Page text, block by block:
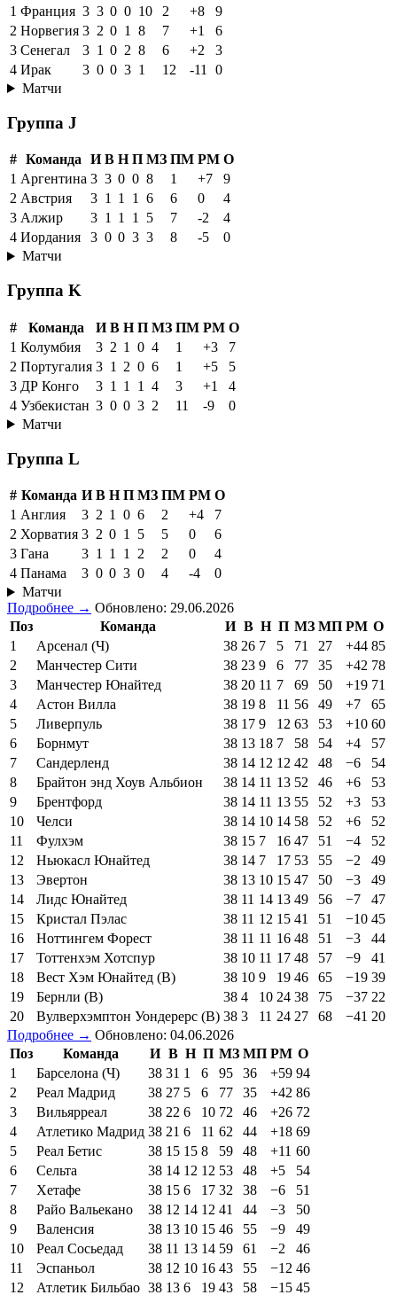
1 Франция 3 3 0 0 10 2 +8
9
2 Норвегия 3 2 0 1 8 7 +1
6
3 Сенегал 3 1 0 2 8 6 +2
3
4 Ирак 3 0 0 3 1 12 -11
0
Матчи
Группа J
# Команда И В Н П МЗ ПМ РМ О
1 Аргентина 3 3 0 0 8 1 +7
9
2 Австрия 3 1 1 1 6 6 0
4
3 Алжир 3 1 1 1 5 7 -2
4
4 Иордания 3 0 0 3 3 8 -5
0
Матчи
Группа K
# Команда И В Н П МЗ ПМ РМ О
1 Колумбия 3 2 1 0 4 1 +3
7
2 Португалия 3 1 2 0 6 1 +5
5
3 ДР Конго 3 1 1 1 4 3 +1
4
4 Узбекистан 3 0 0 3 2 11 -9
0
Матчи
Группа L
# Команда И В Н П МЗ ПМ РМ О
1 Англия 3 2 1 0 6 2 +4
7
2 Хорватия 3 2 0 1 5 5 0
6
3 Гана 3 1 1 1 2 2 0
4
4 Панама 3 0 0 3 0 4 -4
0
Матчи
Подробнее → Обновлено: 29.06.2026
Поз
Команда И В Н П МЗ МП РМ О
1
Арсенал (Ч) 38 26 7 5 71 27 +44 85
2
Манчестер Сити 38 23 9 6 77 35 +42 78
3
Манчестер Юнайтед 38 20 11 7 69 50 +19 71
4
Астон Вилла 38 19 8 11 56 49 +7
65
5
Ливерпуль 38 17 9 12 63 53 +10 60
6
Борнмут 38 13 18 7 58 54 +4
57
7
Сандерленд 38 14 12 12 42 48 −6
54
8
Брайтон энд Хоув Альбион 38 14 11 13 52 46 +6
53
9
Брентфорд 38 14 11 13 55 52 +3
53
10
Челси 38 14 10 14 58 52 +6
52
11
Фулхэм 38 15 7 16 47 51 −4
52
12
Ньюкасл Юнайтед 38 14 7 17 53 55 −2
49
13
Эвертон 38 13 10 15 47 50 −3
49
14
Лидс Юнайтед 38 11 14 13 49 56 −7
47
15
Кристал Пэлас 38 11 12 15 41 51 −10 45
16
Ноттингем Форест 38 11 11 16 48 51 −3
44
17
Тоттенхэм Хотспур 38 10 11 17 48 57 −9
41
18
Вест Хэм Юнайтед (В) 38 10 9 19 46 65 −19 39
19
Бернли (В) 38 4 10 24 38 75 −37 22
20
Вулверхэмптон Уондерерс (В) 38 3 11 24 27 68 −41 20
Подробнее → Обновлено: 04.06.2026
Поз
Команда И В Н П МЗ МП РМ О
1
Барселона (Ч) 38 31 1 6 95 36 +59 94
2
Реал Мадрид 38 27 5 6 77 35 +42 86
3
Вильярреал 38 22 6 10 72 46 +26 72
4
Атлетико Мадрид 38 21 6 11 62 44 +18 69
5
Реал Бетис 38 15 15 8 59 48 +11 60
6
Сельта 38 14 12 12 53 48 +5
54
7
Хетафе 38 15 6 17 32 38 −6
51
8
Райо Вальекано 38 12 14 12 41 44 −3
50
9
Валенсия 38 13 10 15 46 55 −9
49
10
Реал Сосьедад 38 11 13 14 59 61 −2
46
11
Эспаньол 38 12 10 16 43 55 −12 46
12
Атлетик Бильбао 38 13 6 19 43 58 −15 45